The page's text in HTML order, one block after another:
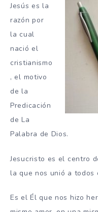
Jesús es la
razón por
la cual
nació el
cristianismo
, el motivo
de la
Predicación
de La
Palabra de Dios.
Jesucristo es el centro
la que nos unió a todos
Es el Él que nos hizo